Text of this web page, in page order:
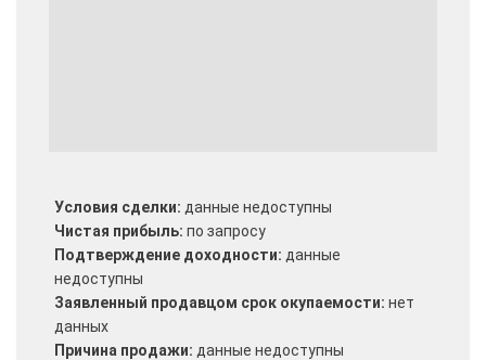
Условия сделки: данные недоступны
Чистая прибыль: по запросу
Подтверждение доходности: данные
недоступны
Заявленный продавцом срок окупаемости: нет
данных
Причина продажи: данные недоступны